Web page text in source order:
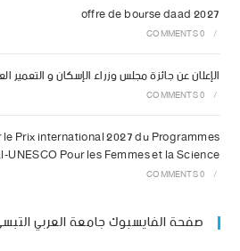
offre de bourse daad 2027
/
0 COMMENTS
الإعلان عن جائزة مجلس وزراء الإسكان و التعمير
/
0 COMMENTS
Prix international 2027 du Programmes
UNESCO Pour les Femmes et la Science
/
0 COMMENTS
صفحة الفايسبوك جامعة العربي